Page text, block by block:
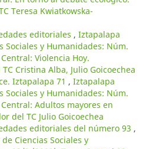
Teresa Kwiatkowska-
editoriales , Iztapalapa
Sociales y Humanidades: Núm.
Violencia Hoy.
Cristina Alba, Julio Goicoechea
Iztapalapa 71 , Iztapalapa
Sociales y Humanidades: Núm.
Adultos mayores en
del TC Julio Goicoechea
editoriales del número 93 ,
Ciencias Sociales y